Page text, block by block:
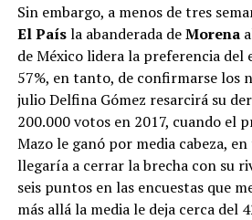
Sin embargo, a menos de tres
El Paísla abanderada deMorena
de México lidera la preferencia del
57%, en tanto, de confirmarse los
julio Delfina Gómez resarcirá su
200.000 votos en 2017, cuando el
Mazo le ganó por media cabeza,
llegaría a cerrar la brecha con su
seis puntos en las encuestas que
más allá la media le deja cerca del